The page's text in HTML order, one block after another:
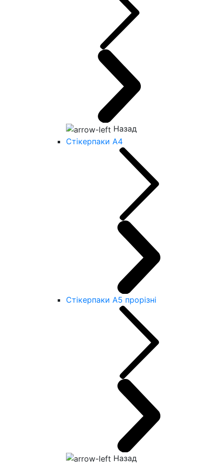
Назад
Стікерпаки А4
Стікерпаки А5 прорізні
Назад